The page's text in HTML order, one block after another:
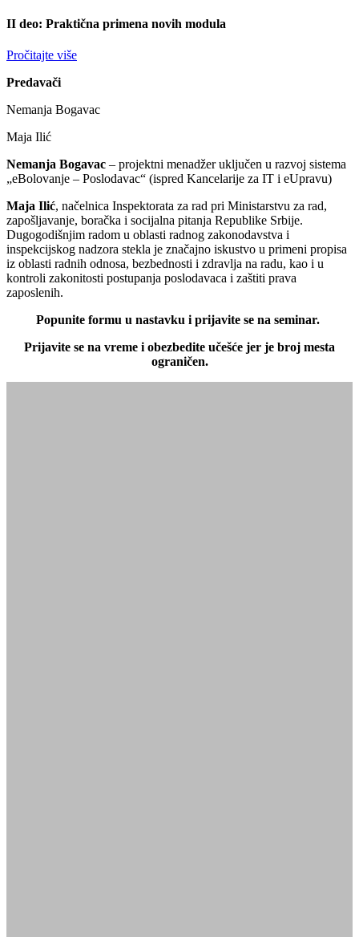
II deo: Praktična primena novih modula
Pročitajte više
Predavači
Nemanja Bogavac
Maja Ilić
Nemanja Bogavac – projektni menadžer uključen u razvoj sistema
„eBolovanje – Poslodavac“ (ispred Kancelarije za IT i eUpravu)
Maja Ilić, načelnica Inspektorata za rad pri Ministarstvu za rad,
zapošljavanje, boračka i socijalna pitanja Republike Srbije.
Dugogodišnjim radom u oblasti radnog zakonodavstva i
inspekcijskog nadzora stekla je značajno iskustvo u primeni propisa
iz oblasti radnih odnosa, bezbednosti i zdravlja na radu, kao i u
kontroli zakonitosti postupanja poslodavaca i zaštiti prava
zaposlenih.
Popunite formu u nastavku i prijavite se na seminar.
Prijavite se na vreme i obezbedite učešće jer je broj mesta
ograničen.